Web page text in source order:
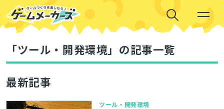
「ツール・開発環境」の記事一覧
最新記事
ツール・開発環境